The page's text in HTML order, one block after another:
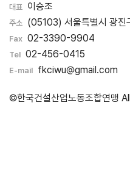
대표 이승조
주소 (05103) 서울특별시 광진
Fax 02-3390-9904
Tel 02-456-0415
E-mail fkciwu@gmail.com
©한국건설산업노동조합연맹